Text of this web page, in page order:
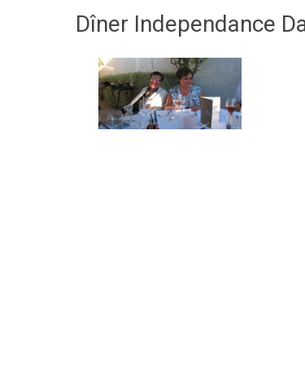
Dîner Independance